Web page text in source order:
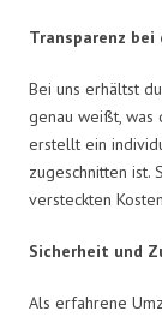
Transparenz bei
Bei uns erhältst
genau weißt, was
erstellt ein
zugeschnitten ist.
versteckten
Sicherheit und
Als erfahrene